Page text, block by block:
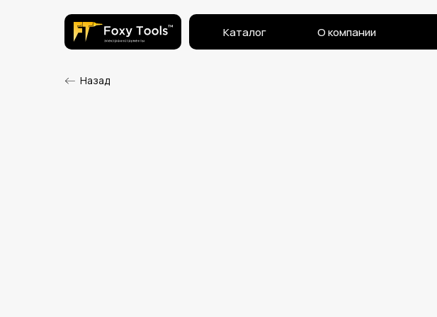
Каталог О компании
Назад